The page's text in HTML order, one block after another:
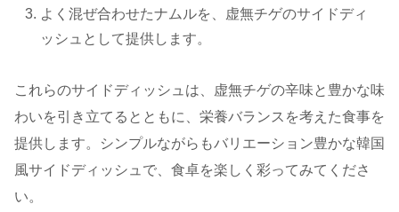
よく混ぜ合わせたナムルを、虚無チゲのサイドディ
ッシュとして提供します。
これらのサイドディッシュは、虚無チゲの辛味と豊かな味
わいを引き立てるとともに、栄養バランスを考えた食事を
提供します。シンプルながらもバリエーション豊かな韓国
風サイドディッシュで、食卓を楽しく彩ってみてくださ
い。